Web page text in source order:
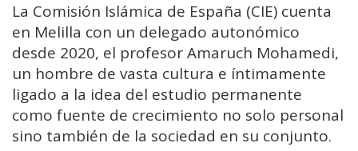
La Comisión Islámica de España (CIE) cuenta
en Melilla con un delegado autonómico
desde 2020, el profesor Amaruch Mohamedi,
un hombre de vasta cultura e íntimamente
ligado a la idea del estudio permanente
como fuente de crecimiento no solo personal
sino también de la sociedad en su conjunto.